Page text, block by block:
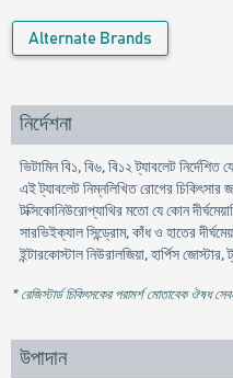
Alternate Brands
নির্দেশনা
ভিটামিন বি১, বি৬, বি১২ ট্যাবলেট নির্দেশিত
এই ট্যাবলেট নিম্নলিখিত রোগের চিকিৎসার
টক্সিকোনিউরোপ্যাথির মতো যে কোন
সারভিইক্যাল সিন্ড্রোম, কাঁধ ও হাতের
ইন্টারকোস্টাল নিউরালজিয়া, হার্পিস
* রেজিস্টার্ড চিকিৎসকের পরামর্শ মোতাবেক ঔষধ
উপাদান